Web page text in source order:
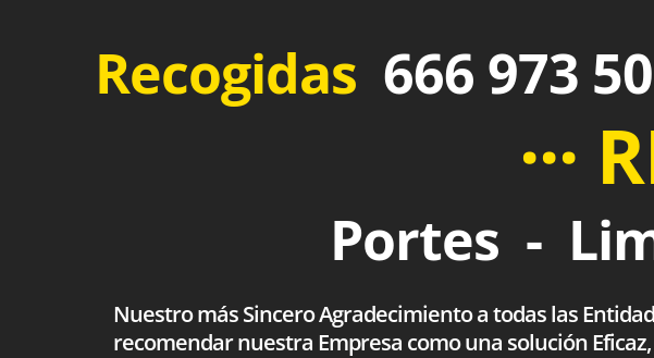
Recogidas 666 973
···
Portes -
Nuestro más Sincero Agradecimiento a todas las
recomendar nuestra Empresa como una solución